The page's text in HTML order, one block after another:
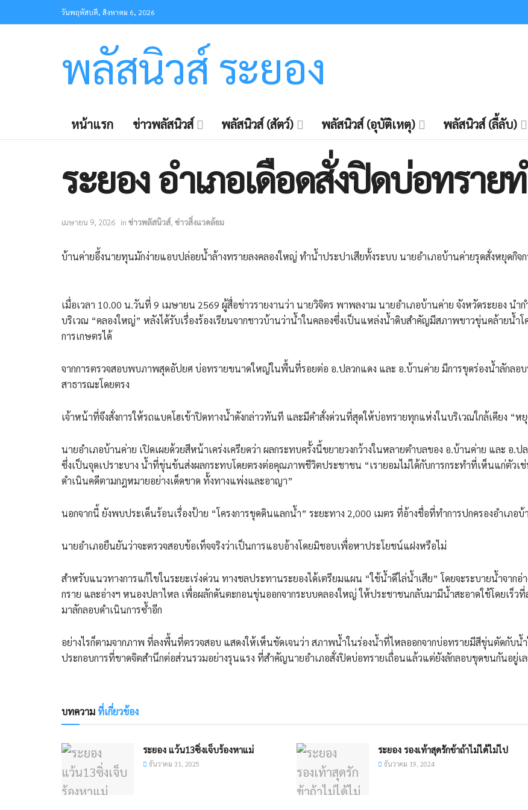
วันพฤหัสบดี, สิงหาคม 6, 2026
พลัสนิวส์ ระยอง
หน้าแรก ข่าวพลัสนิวส์ พลัสนิวส์ (สัตว์) พลัสนิวส์ (อุบัติเหตุ) พลัสนิวส์ (ลี้ลับ)
ระยอง ​อำเภอเดือดสั่งปิดบ่อทราย
เมษายน 9, 2026 in ข่าวพลัสนิวส์, ข่าวสิ่งแวดล้อม
บ้านค่ายอึ้งนายทุนมักง่ายแอบปล่อยน้ำล้างทรายลงคลองใหญ่ ทำน้ำประปาเสียทั้งระบบ นายอำเภอบ้านค่ายรุดสั่งหยุดกิ
เมื่อเวลา 10.00 น.วันที่ 9 เมษายน 2569 ผู้สื่อข่าวรายงานว่า นายวิจิตร พาพลงาม นายอำเภอบ้านค่าย จังหวัดระยอง น
บริเวณ “คลองใหญ่” หลังได้รับเรื่องร้องเรียนจากชาวบ้านว่าน้ำในคลองซึ่งเป็นแหล่งน้ำดิบสำคัญมีสภาพขาวขุ่นคล้ายน้ำ
การเกษตรได้
จากการตรวจสอบพบภาพสุดอัปยศ บ่อทรายขนาดใหญ่ในพื้นที่รอยต่อ อ.ปลวกแดง และ อ.บ้านค่าย มีการขุดร่องน้ำลักลอ
สาธารณะโดยตรง
เจ้าหน้าที่จึงสั่งการให้รถแบคโฮเข้าปิดทางน้ำดังกล่าวทันที และมีคำสั่งด่วนที่สุดให้บ่อทรายทุกแห่งในบริเวณใกล้เคียง “ห
นายอำเภอบ้านค่าย เปิดเผยด้วยสีหน้าเคร่งเครียดว่า ผลกระทบครั้งนี้ขยายวงกว้างในหลายตำบลของ อ.บ้านค่าย และ อ.ป
ซึ่งเป็นจุดเปราะบาง น้ำที่ขุ่นข้นส่งผลกระทบโดยตรงต่อคุณภาพชีวิตประชาชน “เรายอมไม่ได้กับการกระทำที่เห็นแก่ตัวเ
ดำเนินคดีตามกฎหมายอย่างเด็ดขาด ทั้งทางแพ่งและอาญา”
นอกจากนี้ ยังพบประเด็นร้อนเรื่องป้าย “โครงการขุดดินแลกน้ำ” ระยะทาง 2,000 เมตร ที่อ้างชื่อที่ทำการปกครองอำเภ
​นายอำเภอยืนยันว่าจะตรวจสอบข้อเท็จจริงว่าเป็นการแอบอ้างโดยมิชอบเพื่อหาประโยชน์แฝงหรือไม่
สำหรับแนวทางการแก้ไขในระยะเร่งด่วน ทางชลประทานระยองได้เตรียมแผน “ใช้น้ำดีไล่น้ำเสีย” โดยจะระบายน้ำจาก
กราย และอ่างฯ หนองปลาไหล เพื่อผลักดันตะกอนขุ่นออกจากระบบคลองใหญ่ ให้ประชาชนกลับมามีน้ำสะอาดใช้โดยเร็ว
มาลักลอบดำเนินการซ้ำอีก
อย่างไรก็ตามจากภาพ ที่ลงพื้นที่ตรวจสอบ แสดงให้เห็นชัดเจนว่า สภาพน้ำในร่องน้ำที่ไหลออกจากบ่อทรายมีสีขุ่นตัดกับน้
ประกอบการที่ขาดจิตสำนึกต่อส่วนรวมอย่างรุนแรง ที่สำคัญนายอำเภอสั่งปิดบ่อทรายเถื่อนแล้วแต่ยังลักลอบขุดขนกันอยู่เ
บทความที่เกี่ยวข้อง
ระยอง แว้น13ซิ่งเจ็บร้องหาแม่
ธันวาคม 31, 2025
ระยอง รองเท้าสุดรักข้าถ้าไม่ได้ไม่ไป
ธันวาคม 19, 2024